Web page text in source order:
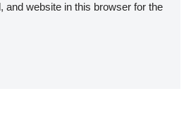
and website in this browser for the